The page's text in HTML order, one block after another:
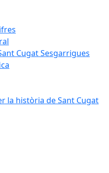
Cugat Sesgarrigues
la història de Sant Cugat